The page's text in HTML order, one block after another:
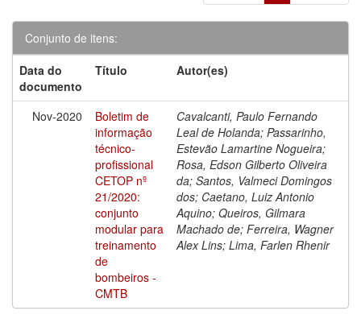
Conjunto de itens:
Data do
documento
Título Autor(es)
Nov-2020
Boletim de
informação
técnico-
profissional
CETOP nº
21/2020:
conjunto
modular para
treinamento
de
bombeiros -
CMTB
Cavalcanti, Paulo Fernando
Leal de Holanda; Passarinho,
Estevão Lamartine Nogueira;
Rosa, Edson Gilberto Oliveira
da; Santos, Valmeci Domingos
dos; Caetano, Luiz Antonio
Aquino; Queiros, Gilmara
Machado de; Ferreira, Wagner
Alex Lins; Lima, Farlen Rhenir